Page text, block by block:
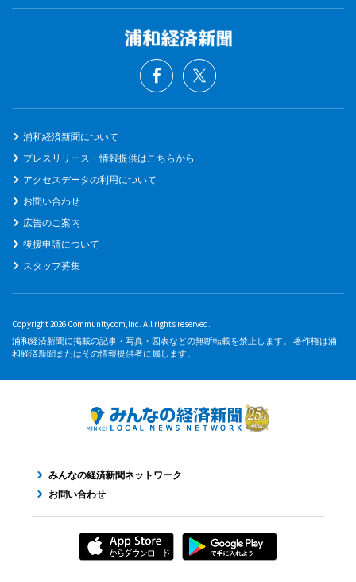
浦和経済新聞について
プレスリリース・情報提供はこちらから
アクセスデータの利用について
お問い合わせ
広告のご案内
後援申請について
スタッフ募集
Copyright 2026 Communitycom,Inc. All rights reserved.
浦和経済新聞に掲載の記事・写真・図表などの無断転載を禁止します。 著作権は浦
和経済新聞またはその情報提供者に属します。
みんなの経済新聞ネットワーク
お問い合わせ